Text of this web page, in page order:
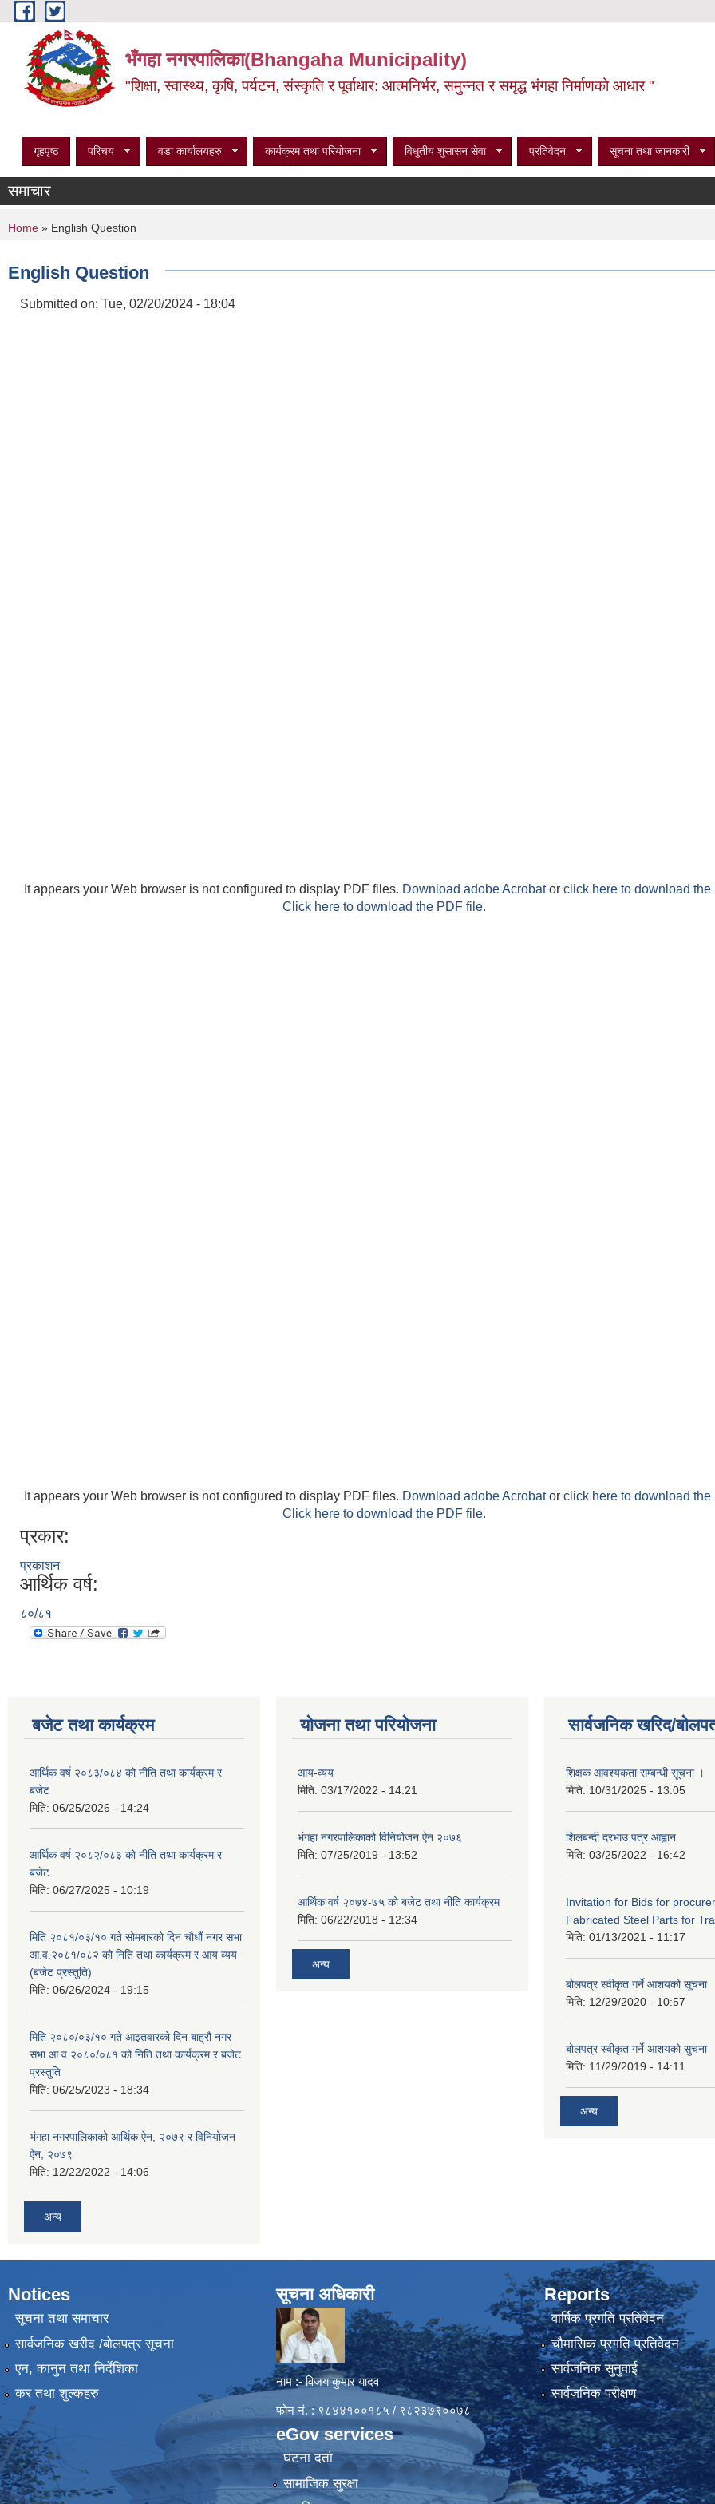
Skip to main content
भँगहा नगरपालिका(Bhangaha Municipality)
"शिक्षा, स्वास्थ्य, कृषि, पर्यटन, संस्कृति र पूर्वाधार: आत्मनिर्भर, समुन्नत र समृद्ध भंगहा निर्माणको आधार "
गृहपृष्ठ परिचय वडा कार्यालयहरु कार्यक्रम तथा परियोजना विधुतीय शुसासन सेवा प्रतिवेदन सूचना तथा जानकारी
समाचार
You are here
Home » English Question
English Question
Submitted on: Tue, 02/20/2024 - 18:04
It appears your Web browser is not configured to display PDF files. Download adobe Acrobator click here to download the
Click here to download the PDF file.
It appears your Web browser is not configured to display PDF files. Download adobe Acrobator click here to download the
Click here to download the PDF file.
प्रकार:
प्रकाशन
आर्थिक वर्ष:
८०/८१
बजेट तथा कार्यक्रम
आर्थिक वर्ष २०८३/०८४ को नीति तथा कार्यक्रम र
बजेट
मिति: 06/25/2026 - 14:24
आर्थिक वर्ष २०८२/०८३ को नीति तथा कार्यक्रम र
बजेट
मिति: 06/27/2025 - 10:19
मिति २०८१/०३/१० गते सोमबारको दिन चौधौं नगर सभा
आ.व.२०८१/०८२ को निति तथा कार्यक्रम र आय व्यय
(बजेट प्रस्तुति)
मिति: 06/26/2024 - 19:15
मिति २०८०/०३/१० गते आइतवारको दिन बाह्रौ नगर
सभा आ.व.२०८०/०८१ को निति तथा कार्यक्रम र बजेट
प्रस्तुति
मिति: 06/25/2023 - 18:34
भंगहा नगरपालिकाको आर्थिक ऐन, २०७९ र विनियोजन
ऐन, २०७९
मिति: 12/22/2022 - 14:06
अन्य
योजना तथा परियोजना
आय-व्यय
मिति: 03/17/2022 - 14:21
भंगहा नगरपालिकाको विनियोजन ऐन २०७६
मिति: 07/25/2019 - 13:52
आर्थिक वर्ष २०७४-७५ को बजेट तथा नीति कार्यक्रम
मिति: 06/22/2018 - 12:34
अन्य
सार्वजनिक खरिद/
शिक्षक आवश्यकता सम्बन्धी सूचना ।
मिति: 10/31/2025 - 13:05
शिलबन्दी दरभाउ पत्र आह्वान
मिति: 03/25/2022 - 16:42
Invitation for Bids for
Fabricated Steel Parts for
मिति: 01/13/2021 - 11:17
बोलपत्र स्वीकृत गर्ने आशयको सूचना
मिति: 12/29/2020 - 10:57
बोलपत्र स्वीकृत गर्ने आशयको सुचना
मिति: 11/29/2019 - 14:11
अन्य
Notices
सूचना तथा समाचार
सार्वजनिक खरीद /बोलपत्र सूचना
एन, कानुन तथा निर्देशिका
कर तथा शुल्कहरु
सूचना अधिकारी
नाम :- विजय कुमार यादव
फोन नं. : ९८४४१००१८५ / ९८२३७९००७८
eGov services
घटना दर्ता
सामाजिक सुरक्षा
Reports
वार्षिक प्रगति प्रतिवेदन
चौमासिक प्रगति प्रतिवेदन
सार्वजनिक सुनुवाई
सार्वजनिक परीक्षण